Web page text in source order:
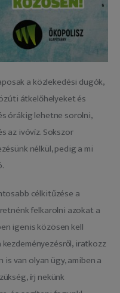
a közlekedési dugók,
átkelőhelyeket és
órákig lehetne sorolni,
az ivóvíz. Sokszor
nélkül, pedig a mi
célkitűzése a
felkarolni azokat a
igenis közösen kell
iratkozz
is van olyan ügy, amiben a
írj nekünk